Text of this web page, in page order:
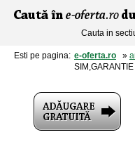
Cauta in
Esti pe pagina: e-oferta.ro »
SIM,GARANTIE